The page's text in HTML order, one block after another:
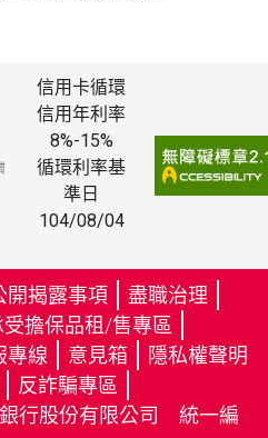
信用卡循環
信用年利率
8%-15%
循環利率基
準日
104/08/04
開揭露事項
盡職治理
受擔保品租/售專區
專線 意見箱
隱私權聲明
反詐騙專區
（
另
行股份有限公司 統一編